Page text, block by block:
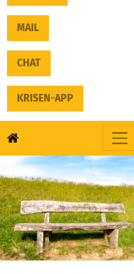
MAIL
CHAT
KRISEN-APP
Skip to content